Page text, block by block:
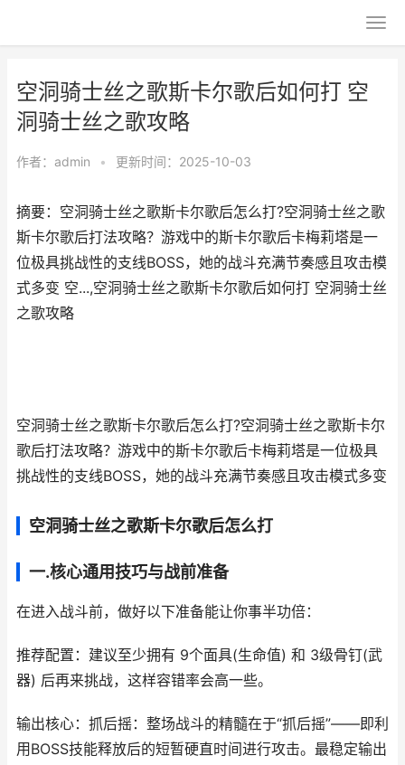
空洞骑士丝之歌斯卡尔歌后如何打 空
洞骑士丝之歌攻略
作者： admin • 更新时间：2025-10-03
摘要：空洞骑士丝之歌斯卡尔歌后怎么打?空洞骑士丝之歌
斯卡尔歌后打法攻略？游戏中的斯卡尔歌后卡梅莉塔是一
位极具挑战性的支线BOSS，她的战斗充满节奏感且攻击模
式多变 空...,空洞骑士丝之歌斯卡尔歌后如何打 空洞骑士丝
之歌攻略
空洞骑士丝之歌斯卡尔歌后怎么打?空洞骑士丝之歌斯卡尔
歌后打法攻略？游戏中的斯卡尔歌后卡梅莉塔是一位极具
挑战性的支线BOSS，她的战斗充满节奏感且攻击模式多变
空洞骑士丝之歌斯卡尔歌后怎么打
一.核心通用技巧与战前准备
在进入战斗前，做好以下准备能让你事半功倍：
推荐配置：建议至少拥有 9个面具(生命值) 和 3级骨钉(武
器) 后再来挑战，这样容错率会高一些。
输出核心：抓后摇：整场战斗的精髓在于“抓后摇”——即利
用BOSS技能释放后的短暂硬直时间进行攻击。最稳定输出